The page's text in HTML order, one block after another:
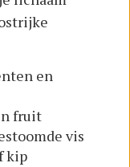
en
fruit
vis
kip